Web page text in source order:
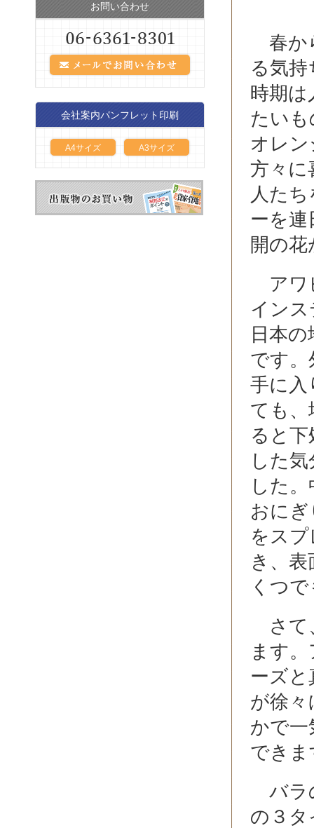
お問い合わせ
会社案内パンフレット印刷
A4サイズ A3サイズ
春か
る気
時期は
たい
オレ
方々に
人た
ーを
開の
アワ
イン
日本
です。
手に入
ても、
ると
した
した
おに
をス
き、
くつ
さて
ます
ーズ
が徐
かで一
できま
バラ
の３